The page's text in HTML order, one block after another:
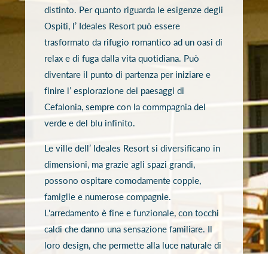
distinto. Per quanto riguarda le esigenze degli
Ospiti, l’ Ideales Resort può essere
trasformato da rifugio romantico ad un oasi di
relax e di fuga dalla vita quotidiana. Può
diventare il punto di partenza per iniziare e
finire l’ esplorazione dei paesaggi di
Cefalonia, sempre con la commpagnia del
verde e del blu infinito.
Le ville dell’ Ideales Resort si diversificano in
dimensioni, ma grazie agli spazi grandi,
possono ospitare comodamente coppie,
famiglie e numerose compagnie.
L'arredamento è fine e funzionale, con tocchi
caldi che danno una sensazione familiare. Il
loro design, che permette alla luce naturale di